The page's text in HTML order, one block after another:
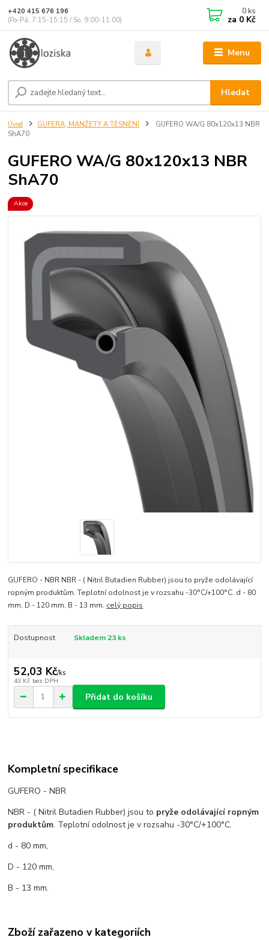
Menu
Hledat
+420 415 676 196
(Po-Pá, 7:15-15:15 / So, 9:00-11:00)
0 ks
za 0 Kč
Úvod GUFERA, MANŽETY A TĚSNĚNÍ
GUFERO WA/G 80x120x13 NBR
ShA70
GUFERO WA/G 80x120x13 NBR
ShA70
Akce
GUFERO - NBR NBR - ( Nitril Butadien Rubber) jsou to pryže odolávající
ropným produktům. Teplotní odolnost je v rozsahu -30°C/+100°C. d - 80
mm, D - 120 mm, B - 13 mm. celý popis
Dostupnost Skladem 23 ks
52,03 Kč/ks
43 Kč bez DPH
Přidat do košíku
Kompletní specifikace
GUFERO - NBR
NBR - ( Nitril Butadien Rubber) jsou to pryže odolávající ropným
produktům. Teplotní odolnost je v rozsahu -30°C/+100°C.
d - 80 mm,
D - 120 mm,
B - 13 mm.
Zboží zařazeno v kategoriích